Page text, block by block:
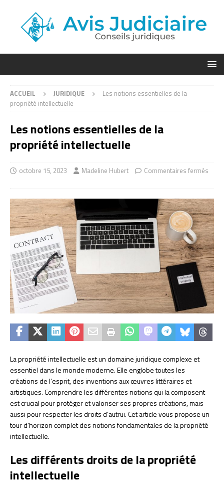
ACCUEIL JURIDIQUE
Les notions essentielles de la
propriété intellectuelle
Les notions essentielles de la
propriété intellectuelle
octobre 15, 2023 Madeline Hubert Commentaires fermés
La propriété intellectuelle est un domaine juridique complexe et
essentiel dans le monde moderne. Elle englobe toutes les
créations de l’esprit, des inventions aux œuvres littéraires et
artistiques. Comprendre les différentes notions qui la composent
est crucial pour protéger et valoriser ses propres créations, mais
aussi pour respecter les droits d’autrui. Cet article vous propose un
tour d’horizon complet des notions fondamentales de la propriété
intellectuelle.
Les différents droits de la propriété
intellectuelle